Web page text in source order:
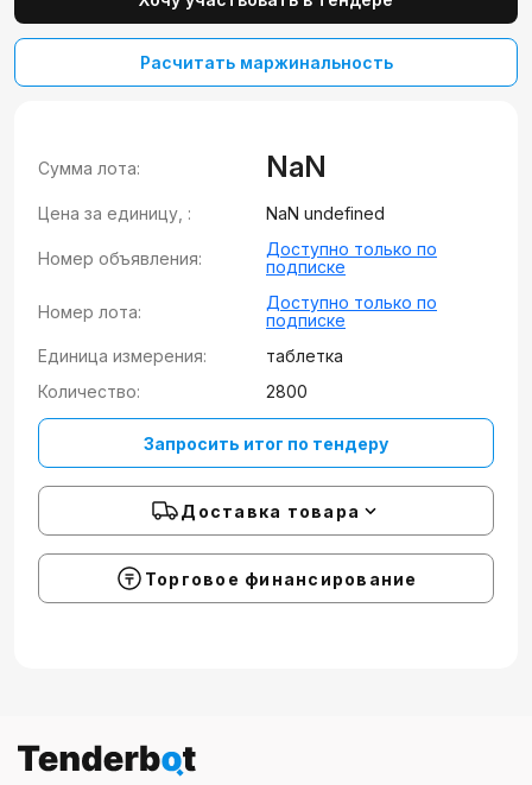
Расчитать маржинальность
Сумма лота: NaN
Цена за единицу, : NaN undefined
Номер объявления:
Доступно только по
подписке
Номер лота:
Доступно только по
подписке
Единица измерения:
таблетка
Количество:
2800
Запросить итог по тендеру
Доставка товара
Торговое финансирование